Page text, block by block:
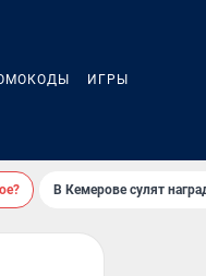
ИГРЫ
В Кемерове сулят